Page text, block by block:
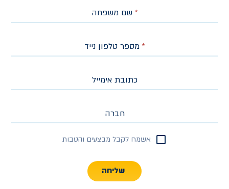
שם משפחה *
מספר טלפון נייד *
כתובת אימייל
חברה
אשמח לקבל מבצעים והטבות
שליחה